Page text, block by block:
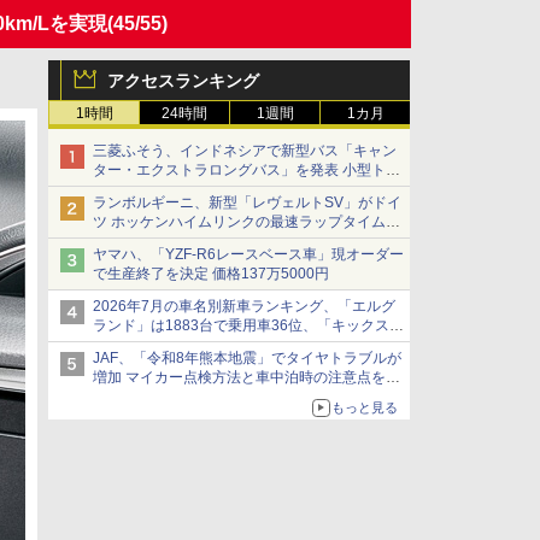
Lを実現(45/55)
アクセスランキング
1時間 24時間 1週間 1カ月
三菱ふそう、インドネシアで新型バス「キャン
ター・エクストラロングバス」を発表 小型トラ
ックベースの観光・旅客輸送向けバス
ランボルギーニ、新型「レヴェルトSV」がドイ
ツ ホッケンハイムリンクの最速ラップタイムを
記録
ヤマハ、「YZF-R6レースベース車」現オーダー
で生産終了を決定 価格137万5000円
2026年7月の車名別新車ランキング、「エルグ
ランド」は1883台で乗用車36位、「キックス」
は2591台で27位に
JAF、「令和8年熊本地震」でタイヤトラブルが
増加 マイカー点検方法と車中泊時の注意点を呼
もっと見る